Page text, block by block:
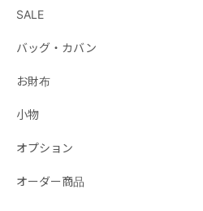
SALE
バッグ・カバン
お財布
小物
オプション
オーダー商品